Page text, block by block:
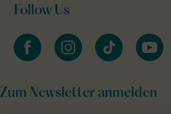
Follow Us
facebookinstagramtiktok youtube
Zum Newsletter anmelden